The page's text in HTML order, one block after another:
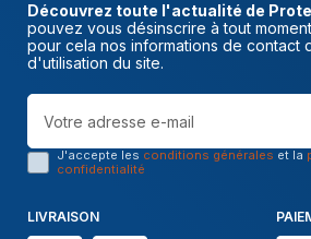
Découvrez toute l'actualité de
pouvez vous désinscrire à tout
pour cela nos informations de contact
d'utilisation du site.
J'accepte les conditions générales et la
confidentialité
LIVRAISON